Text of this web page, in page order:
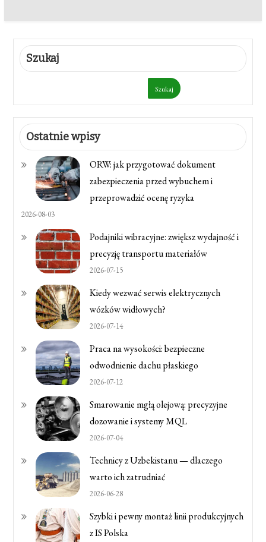
Szukaj
Szukaj
Ostatnie wpisy
ORW: jak przygotować dokument
zabezpieczenia przed wybuchem i
przeprowadzić ocenę ryzyka
2026-08-03
Podajniki wibracyjne: zwiększ wydajność i
precyzję transportu materiałów
2026-07-15
Kiedy wezwać serwis elektrycznych
wózków widłowych?
2026-07-14
Praca na wysokości: bezpieczne
odwodnienie dachu płaskiego
2026-07-12
Smarowanie mgłą olejową: precyzyjne
dozowanie i systemy MQL
2026-07-04
Technicy z Uzbekistanu — dlaczego
warto ich zatrudniać
2026-06-28
Szybki i pewny montaż linii produkcyjnych
z IS Polska